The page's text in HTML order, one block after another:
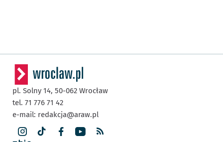
pl. Solny 14, 50-062 Wrocław
tel. 71 776 71 42
e-mail: redakcja@araw.pl